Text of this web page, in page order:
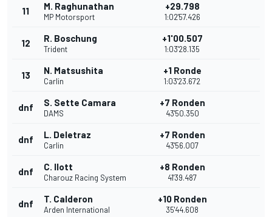
11 M. Raghunathan
MP Motorsport
+29.798
1:02'57.426
12 R. Boschung
Trident
+1'00.507
1:03'28.135
13 N. Matsushita
Carlin
+1 Ronde
1:03'23.672
dnf S. Sette Camara
DAMS
+7 Ronden
43'50.350
dnf L. Deletraz
Carlin
+7 Ronden
43'56.007
dnf C. Ilott
Charouz Racing System
+8 Ronden
41'39.487
dnf T. Calderon
Arden International
+10 Ronden
35'44.608